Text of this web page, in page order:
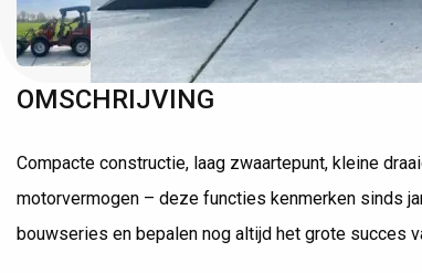
OMSCHRIJVING
Compacte constructie, laag zwaartepunt, kleine
motorvermogen – deze functies kenmerken sinds
bouwseries en bepalen nog altijd het grote succes